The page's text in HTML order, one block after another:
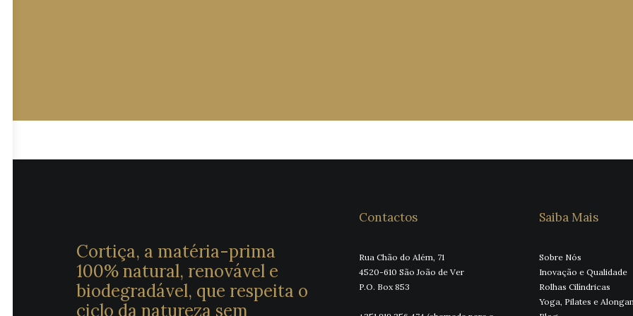
Cortiça, a matéria-prima
100% natural, renovável e
biodegradável, que respeita o
ciclo da natureza sem
Contactos
Rua Chão do Além, 71
4520-610 São João de Ver
P.O. Box 853
Saiba Mais
Sobre Nós
Inovação e Qualidade
Rolhas Cilíndricas
Yoga, Pilates e